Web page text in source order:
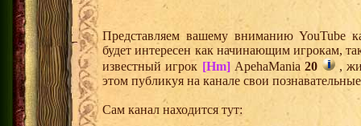
Представляем вашему вниманию YouTube
будет интересен как начинающим игрокам,
известный игрок [Hm]ApehaMania20
,
этом публикуя на канале свои
Сам канал находится тут: